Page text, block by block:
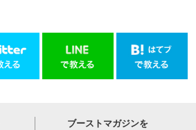
ブーストマガジンを